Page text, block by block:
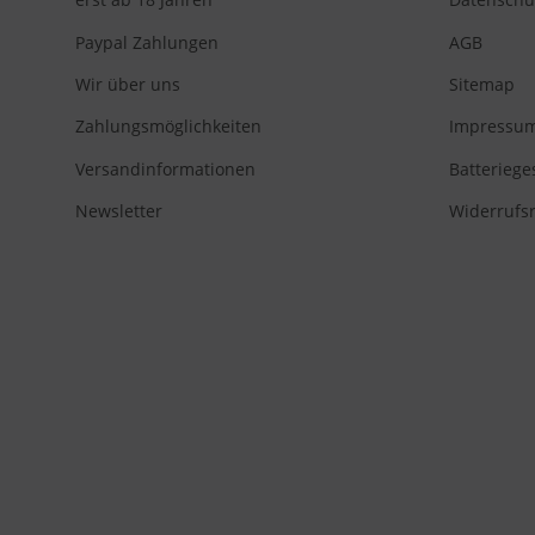
Paypal Zahlungen
Wir über uns
Zahlungsmöglichkeiten
Versandinformationen
Newsletter
AGB
Sitemap